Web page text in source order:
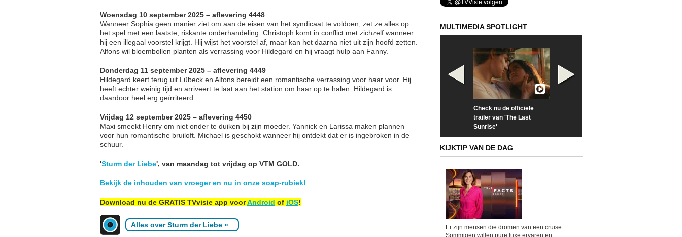
Woensdag 10 september 2025 – aflevering 4448
Wanneer Sophia geen manier ziet om aan de eisen van het syndicaat te voldoen, zet ze alles op
het spel met een laatste, riskante onderhandeling. Christoph komt in conflict met zichzelf wanneer
hij een illegaal voorstel krijgt. Hij wijst het voorstel af, maar kan het daarna niet uit zijn hoofd zetten.
Alfons wil bloembollen planten als verrassing voor Hildegard en hij vraagt hulp aan Fanny.
Donderdag 11 september 2025 – aflevering 4449
Hildegard keert terug uit Lübeck en Alfons bereidt een romantische verrassing voor haar voor. Hij
heeft echter weinig tijd en arriveert te laat aan het station om haar op te halen. Hildegard is
daardoor heel erg geïrriteerd.
Vrijdag 12 september 2025 – aflevering 4450
Maxi smeekt Henry om niet onder te duiken bij zijn moeder. Yannick en Larissa maken plannen
voor hun romantische bruiloft. Michael is geschokt wanneer hij ontdekt dat er is ingebroken in de
schuur.
'Sturm der Liebe', van maandag tot vrijdag op VTM GOLD.
Bekijk de inhouden van vroeger en nu in onze soap-rubiek!
Download nu de GRATIS TVvisie app voorAndroid of iOS!
Alles over Sturm der Liebe »
MULTIMEDIA SPOTLIGHT
Check nu de officiële
trailer van 'The Last
Sunrise'
KIJKTIP VAN DE DAG
Er zijn mensen die dromen van een cruise.
Sommigen willen pure luxe ervaren en